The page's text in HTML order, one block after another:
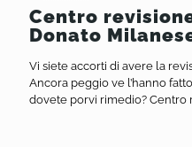
Centro
Donato
Vi siete accorti di avere la
Ancora peggio ve l’hanno
dovete porvi rimedio? Centro